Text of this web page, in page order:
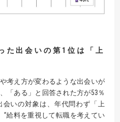
た出会いの第1位は「上
考え方が変わるような出会いが
「ある」と回答された方が53％
会いの対象は、年代問わず「上
“給料を重視して転職を考えてい